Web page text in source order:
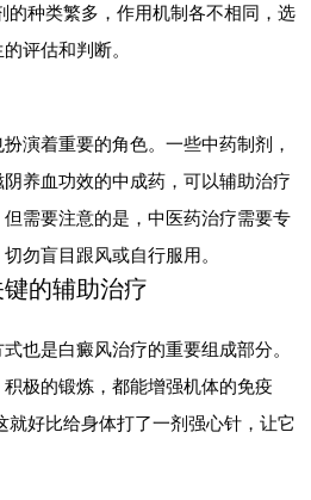
的种类繁多，作用机制各不相同，选
评估和判断。
演着重要的角色。一些中药制剂，
养血功效的中成药，可以辅助治疗
需要注意的是，中医药治疗需要专
勿盲目跟风或自行服用。
的辅助治疗
也是白癜风治疗的重要组成部分。
极的锻炼，都能增强机体的免疫
就好比给身体打了一剂强心针，让它